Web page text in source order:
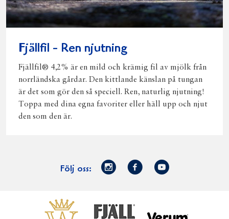
Fjällfil - Ren njutning
Fjällfil® 4,2% är en mild och krämig fil av mjölk från
norrländska gårdar. Den kittlande känslan på tungan
är det som gör den så speciell. Ren, naturlig njutning!
Toppa med dina egna favoriter eller häll upp och njut
den som den är.
Följ oss:
Norrmejerier
Facebook
Youtube
VästerbottensostFjällfil